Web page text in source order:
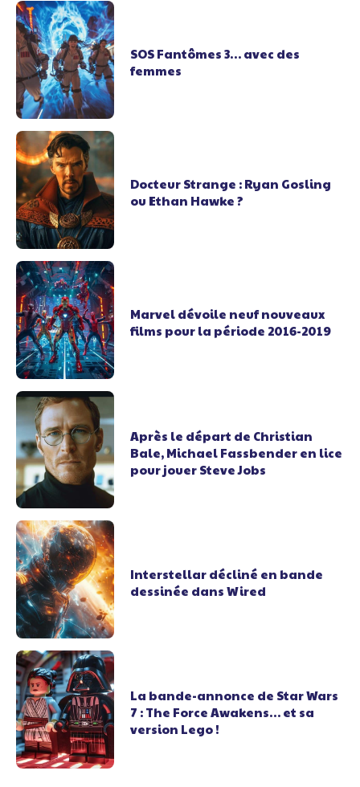
SOS Fantômes 3… avec des
femmes
Docteur Strange : Ryan Gosling
ou Ethan Hawke ?
Marvel dévoile neuf nouveaux
films pour la période 2016-2019
Après le départ de Christian
Bale, Michael Fassbender en lice
pour jouer Steve Jobs
Interstellar décliné en bande
dessinée dans Wired
La bande-annonce de Star Wars
7 : The Force Awakens… et sa
version Lego !